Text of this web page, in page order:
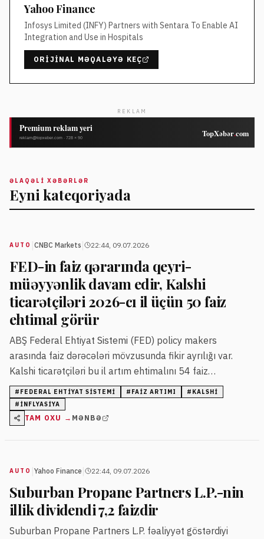
Yahoo Finance
Infosys Limited (INFY) Partners with Sentara To Enable AI
Integration and Use in Hospitals
ORIJINAL MƏQALƏYƏ KEÇ
REKLAM
ƏLAQƏLI XƏBƏRLƏR
Eyni kateqoriyada
AUTO CNBC Markets 22:44, 09.07.2026
FED-in faiz qərarında qeyri-
müəyyənlik davam edir, Kalshi
ticarətçiləri 2026-cı il üçün 50 faiz
ehtimal görür
ABŞ Federal Ehtiyat Sistemi (FED) policy makers
arasında faiz dərəcələri mövzusunda fikir ayrılığı var.
Kalshi ticarətçiləri bu il artım ehtimalını 54 faiz
səviyyəsində qiymətləndirir, 2028-ci il üçün isə bu rəqəm
80 faizə çatır.
# FEDERAL EHTIYAT SISTEMI # FAIZ ARTIMI # KALSHI
# INFLYASIYA
TAM OXU → MƏNBƏ
AUTO Yahoo Finance 22:44, 09.07.2026
Suburban Propane Partners L.P.-nin
illik dividendi 7,2 faizdir
Suburban Propane Partners L.P. fəaliyyət göstərdiyi